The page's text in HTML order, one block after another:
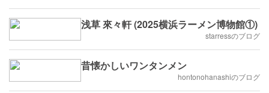
浅草 來々軒 (2025横浜ラーメン博物館①)
starressのブログ
昔懐かしいワンタンメン
hontonohanashiのブログ